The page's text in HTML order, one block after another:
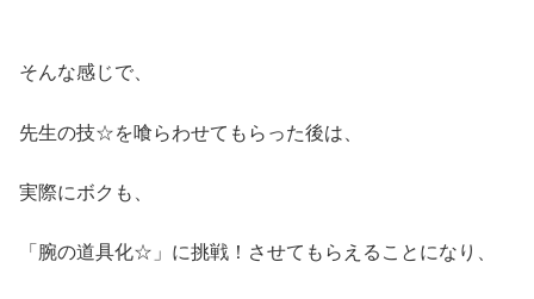
そんな感じで、
先生の技☆を喰らわせてもらった後は、
実際にボクも、
「腕の道具化☆」に挑戦！させてもらえることになり、